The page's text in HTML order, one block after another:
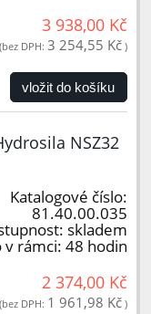
3 938,00 Kč
(bez DPH: 3 254,55 Kč )
vložit do košíku
NSZ32
Katalogové číslo:
81.40.00.035
skladem
v rámci: 48 hodin
2 374,00 Kč
(bez DPH: 1 961,98 Kč )